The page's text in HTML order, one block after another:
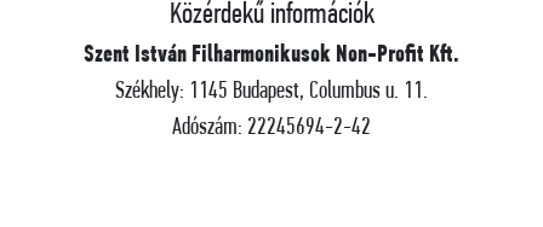
Közérdekű információk
Szent István Filharmonikusok Non-Profit Kft.
Székhely: 1145 Budapest, Columbus u. 11.
Adószám: 22245694-2-42